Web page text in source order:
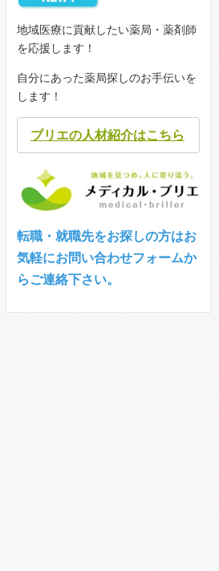
地域医療に貢献したい薬局・薬剤師
を応援します！
自分にあった薬局探しのお手伝いを
します！
ブリエの人材紹介はこちら
転職・就職先をお探しの方はお
気軽にお問い合わせフォームか
らご連絡下さい。